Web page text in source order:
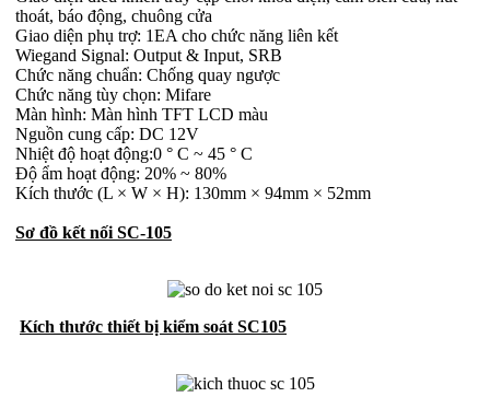
thoát, báo động, chuông cửa
Giao diện phụ trợ: 1EA cho chức năng liên kết
Wiegand Signal: Output & Input, SRB
Chức năng chuẩn: Chống quay ngược
Chức năng tùy chọn: Mifare
Màn hình: Màn hình TFT LCD màu
Nguồn cung cấp: DC 12V
Nhiệt độ hoạt động:0 ° C ~ 45 ° C
Độ ẩm hoạt động: 20% ~ 80%
Kích thước (L × W × H): 130mm × 94mm × 52mm
Sơ đồ kết nối SC-105
Kích thước thiết bị kiểm soát SC105